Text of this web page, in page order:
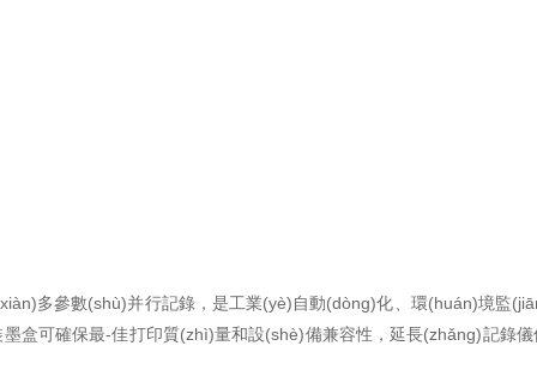
多參數(shù)并行記錄，是工業(yè)自動(dòng)化、環(huán)境監
盒可確保最-佳打印質(zhì)量和設(shè)備兼容性，延長(zhǎng)記錄儀